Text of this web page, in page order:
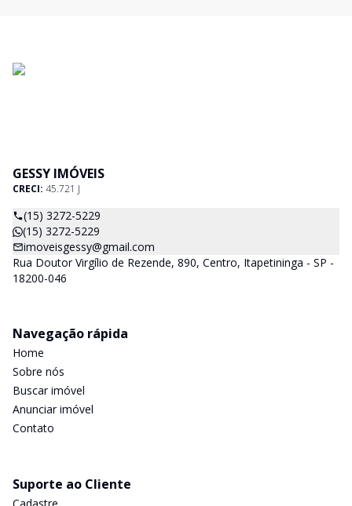
GESSY IMÓVEIS
CRECI: 45.721 J
(15) 3272-5229
(15) 3272-5229
imoveisgessy@gmail.com
Rua Doutor Virgílio de Rezende, 890, Centro, Itapetininga - SP -
18200-046
Navegação rápida
Home
Sobre nós
Buscar imóvel
Anunciar imóvel
Contato
Suporte ao Cliente